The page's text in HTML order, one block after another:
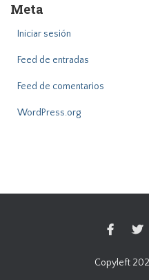
Meta
Iniciar sesión
Feed de entradas
Feed de comentarios
WordPress.org
Copyleft